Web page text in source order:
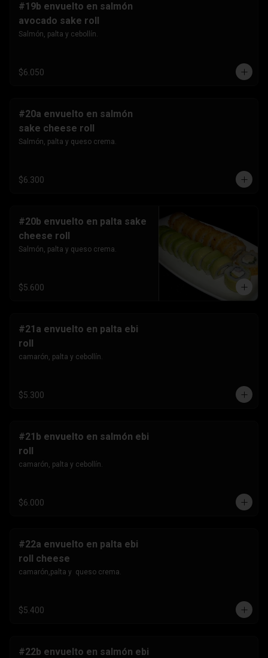
#19b envuelto en salmón
avocado sake roll
Salmón, palta y cebollín.
$6.050
#20a envuelto en salmón
sake cheese roll
Salmón, palta y queso crema.
$6.300
#20b envuelto en palta sake
cheese roll
Salmón, palta y queso crema.
$5.600
#21a envuelto en palta ebi
roll
camarón, palta y cebollín.
$5.300
#21b envuelto en salmón ebi
roll
camarón, palta y cebollín.
$6.000
#22a envuelto en palta ebi
roll cheese
camarón,palta y  queso crema.
$5.400
#22b envuelto en salmón ebi